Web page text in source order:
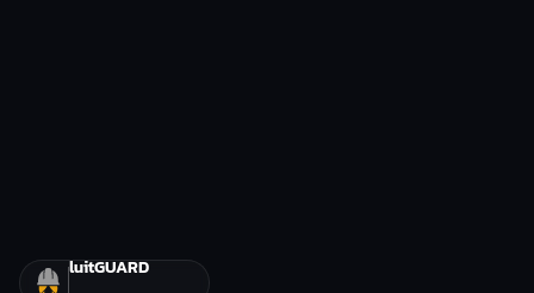
luitGUARD